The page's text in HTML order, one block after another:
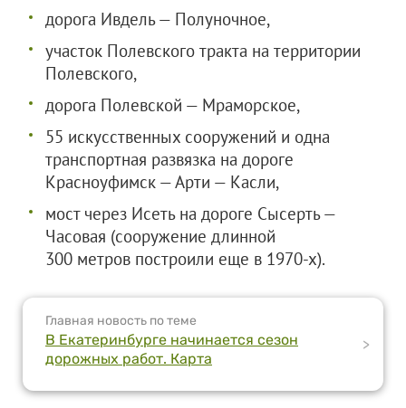
дорога Ивдель — Полуночное,
участок Полевского тракта на территории
Полевского,
дорога Полевской — Мраморское,
55 искусственных сооружений и одна
транспортная развязка на дороге
Красноуфимск — Арти — Касли,
мост через Исеть на дороге Сысерть —
Часовая (сооружение длинной
300 метров построили еще в 1970-х).
Главная новость по теме
В Екатеринбурге начинается сезон
дорожных работ. Карта
>